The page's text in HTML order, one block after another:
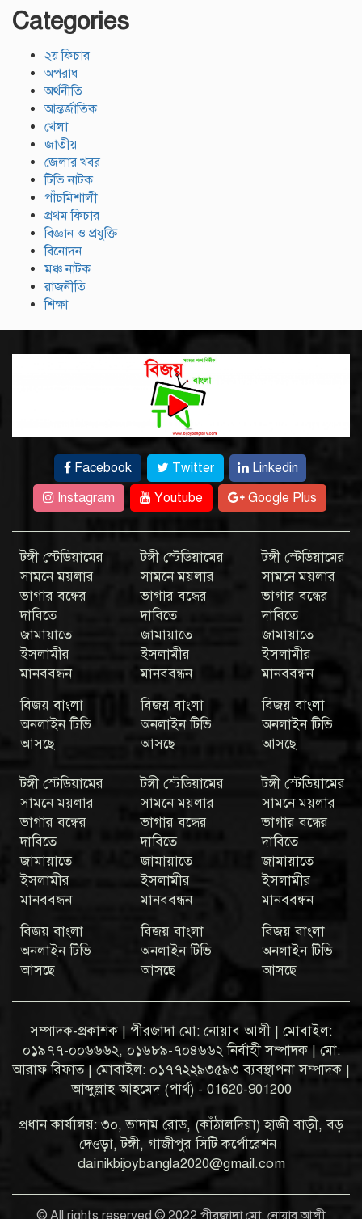
Categories
২য় ফিচার
অপরাধ
অর্থনীতি
আন্তর্জাতিক
খেলা
জাতীয়
জেলার খবর
টিভি নাটক
পাঁচমিশালী
প্রথম ফিচার
বিজ্ঞান ও প্রযুক্তি
বিনোদন
মঞ্চ নাটক
রাজনীতি
শিক্ষা
Facebook Twitter
Linkedin
Instagram
Youtube Google Plus
টঙ্গী স্টেডিয়ামের
সামনে ময়লার
ভাগার বন্ধের
দাবিতে
জামায়াতে
ইসলামীর
মানববন্ধন
বিজয় বাংলা
অনলাইন টিভি
আসছে
টঙ্গী স্টেডিয়ামের
সামনে ময়লার
ভাগার বন্ধের
দাবিতে
জামায়াতে
ইসলামীর
মানববন্ধন
বিজয় বাংলা
অনলাইন টিভি
আসছে
টঙ্গী স্টেডিয়ামের
সামনে ময়লার
ভাগার বন্ধের
দাবিতে
জামায়াতে
ইসলামীর
মানববন্ধন
বিজয় বাংলা
অনলাইন টিভি
আসছে
টঙ্গী স্টেডিয়ামের
সামনে ময়লার
ভাগার বন্ধের
দাবিতে
জামায়াতে
ইসলামীর
মানববন্ধন
বিজয় বাংলা
অনলাইন টিভি
আসছে
টঙ্গী স্টেডিয়ামের
সামনে ময়লার
ভাগার বন্ধের
দাবিতে
জামায়াতে
ইসলামীর
মানববন্ধন
বিজয় বাংলা
অনলাইন টিভি
আসছে
টঙ্গী স্টেডিয়ামের
সামনে ময়লার
ভাগার বন্ধের
দাবিতে
জামায়াতে
ইসলামীর
মানববন্ধন
বিজয় বাংলা
অনলাইন টিভি
আসছে
সম্পাদক-প্রকাশক | পীরজাদা মো: নোয়াব আলী | মোবাইল:
০১৯৭৭-০০৬৬৬২, ০১৬৮৯-৭০৪৬৬২ নির্বাহী সম্পাদক | মো:
আরাফ রিফাত | মোবাইল: ০১৭৭২২৯৩৫৯৩ ব্যবস্থাপনা সম্পাদক |
আব্দুল্লাহ আহমেদ (পার্থ) - 01620-901200
প্রধান কার্যালয়: ৩০, ভাদাম রোড, (কাঁঠালদিয়া) হাজী বাড়ী, বড়
দেওড়া, টঙ্গী, গাজীপুর সিটি কর্পোরেশন।
dainikbijoybangla2020@gmail.com